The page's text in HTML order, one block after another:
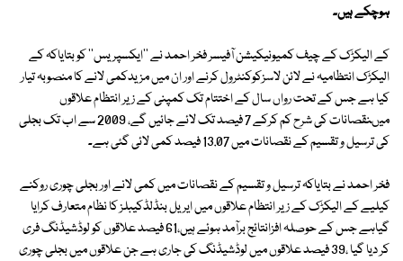
ہوچکے ہیں۔
کے الیکڑک کے چیف کمیونیکیشن آفیسر فخر احمد نے ''ایکسپریس'' کو بتایاکہ کے
الیکڑک انتظامیہ نے لائن لاسزکوکنٹرول کرنے اور ان میں مزیدکمی لانے کا منصوبہ تیار
کیا ہے جس کے تحت رواں سال کے اختتام تک کمپنی کے زیر انتظام علاقوں
میںنقصانات کی شرح کم کرکے 7 فیصد تک لائے جائیں گے، 2009 سے اب تک بجلی
کی ترسیل و تقسیم کے نقصانات میں 13.07 فیصد کمی لائی گئی ہے۔
فخر احمد نے بتایاکہ ترسیل و تقسیم کے نقصانات میں کمی لانے اور بجلی چوری روکنے
کیلیے کے الیکڑک کے زیر انتظام علاقوں میں ایریل بنڈلڈکیبلز کا نظام متعارف کرایا
گیاہے جس کے حوصلہ افزانتائج برآمد ہوئے ہیں،61 فیصد علاقوں کو لوڈشیڈنگ فری
کر دیا گیا ،39 فیصد علاقوں میں لوڈشیڈنگ کی جاری ہے جن علاقوں میں بجلی چوری